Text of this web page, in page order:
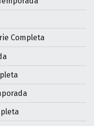
Completa